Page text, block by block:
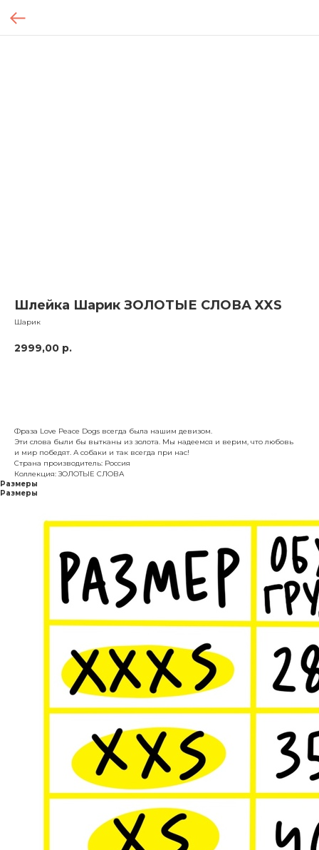
Шлейка Шарик ЗОЛОТЫЕ СЛОВА XXS
Шарик
2999,00 р.
Фраза Love Peace Dogs всегда была нашим девизом.
Эти слова были бы вытканы из золота. Мы надеемся и верим, что любовь
и мир победят. А собаки и так всегда при нас!
Страна производитель: Россия
Коллекция: ЗОЛОТЫЕ СЛОВА
Размеры
Размеры